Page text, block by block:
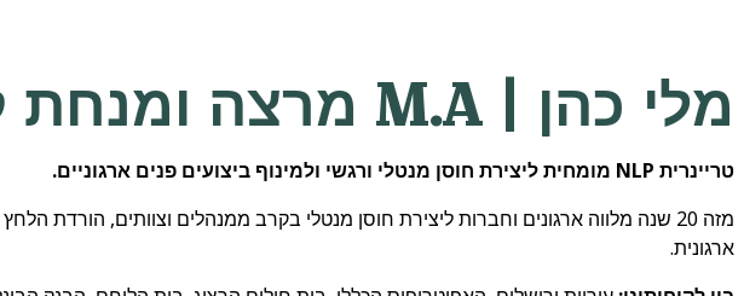
מלי כהן | M.A מרצה ומנחת קבוצות לצוותים ומנהלים
טריינרית NLP מומחית ליצירת חוסן מנטלי ורגשי ולמינוף ביצועים פנים ארגוניים.
מזה 20 שנה מלווה ארגונים וחברות ליצירת חוסן מנטלי בקרב ממנהלים וצוותים, הורדת
ארגונית.